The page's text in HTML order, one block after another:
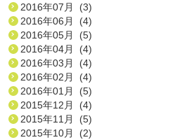
2016年07月 (3)
2016年06月 (4)
2016年05月 (5)
2016年04月 (4)
2016年03月 (4)
2016年02月 (4)
2016年01月 (5)
2015年12月 (4)
2015年11月 (5)
2015年10月 (2)